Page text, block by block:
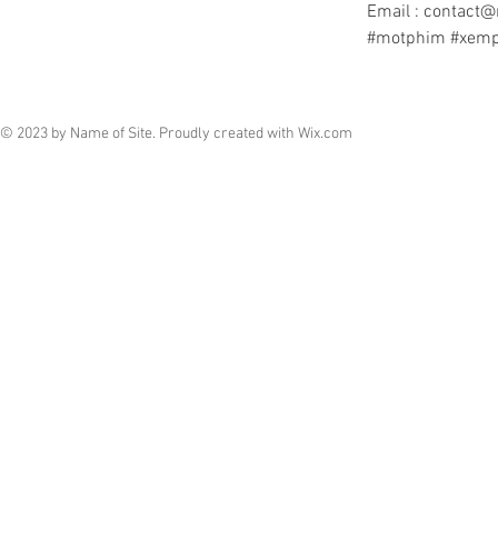
Email :
#motphim
© 2023 by Name of Site. Proudly created with Wix.com